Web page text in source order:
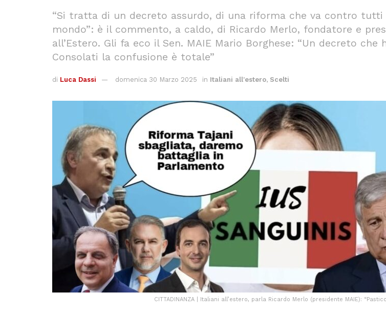
“Si tratta di un decreto assurdo, di una riforma che va contro
mondo”: è il commento, a caldo, di Ricardo Merlo, fondatore e
all’Estero. Gli fa eco il Sen. MAIE Mario Borghese: “Un decreto
Consolati la confusione è totale”
di Luca Dassi domenica 30 Marzo 2025 in Italiani all'estero, Scelti
CITTADINANZA | Italiani all’estero, parla Ricardo Merlo (presidente MAIE):